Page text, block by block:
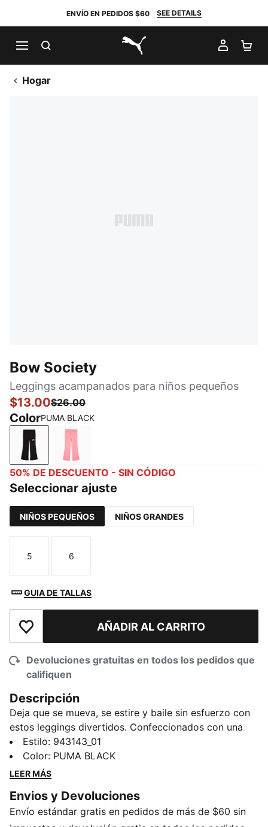
ENVÍO EN PEDIDOS $60 SEE DETAILS
PUMA.com
MI
Hogar
Bow Society
Leggings acampanados para niños pequeños
$13.00$26.00
ColorPUMA BLACK
PUMA BLACKPINKSCAPE
50% DE DESCUENTO - SIN CÓDIGO
Seleccionar ajuste
NIÑOS PEQUEÑOS NIÑOS GRANDES
Talla
5
Talla
6
GUIA DE TALLAS
Añadir a la lista de deseosAÑADIR AL CARRITO
Devoluciones gratuitas en todos los pedidos que
califiquen
Descripción
Deja que se mueva, se estire y baile sin esfuerzo con
estos leggings divertidos. Confeccionados con una
suave mezcla de poliéster y spandex, son ideales para
todo, desde volteretas hasta acogedoras noches de
cine. Con la energía PUMA en cada detalle, estos
movimientos e interminables aventuras.
Estilo: 943143_01
Color: PUMA BLACK
LEER MÁS
Envios y Devoluciones
Envío estándar gratis en pedidos de más de $60 sin